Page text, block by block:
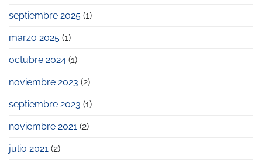
septiembre 2025 (1)
marzo 2025 (1)
octubre 2024 (1)
noviembre 2023 (2)
septiembre 2023 (1)
noviembre 2021 (2)
julio 2021 (2)